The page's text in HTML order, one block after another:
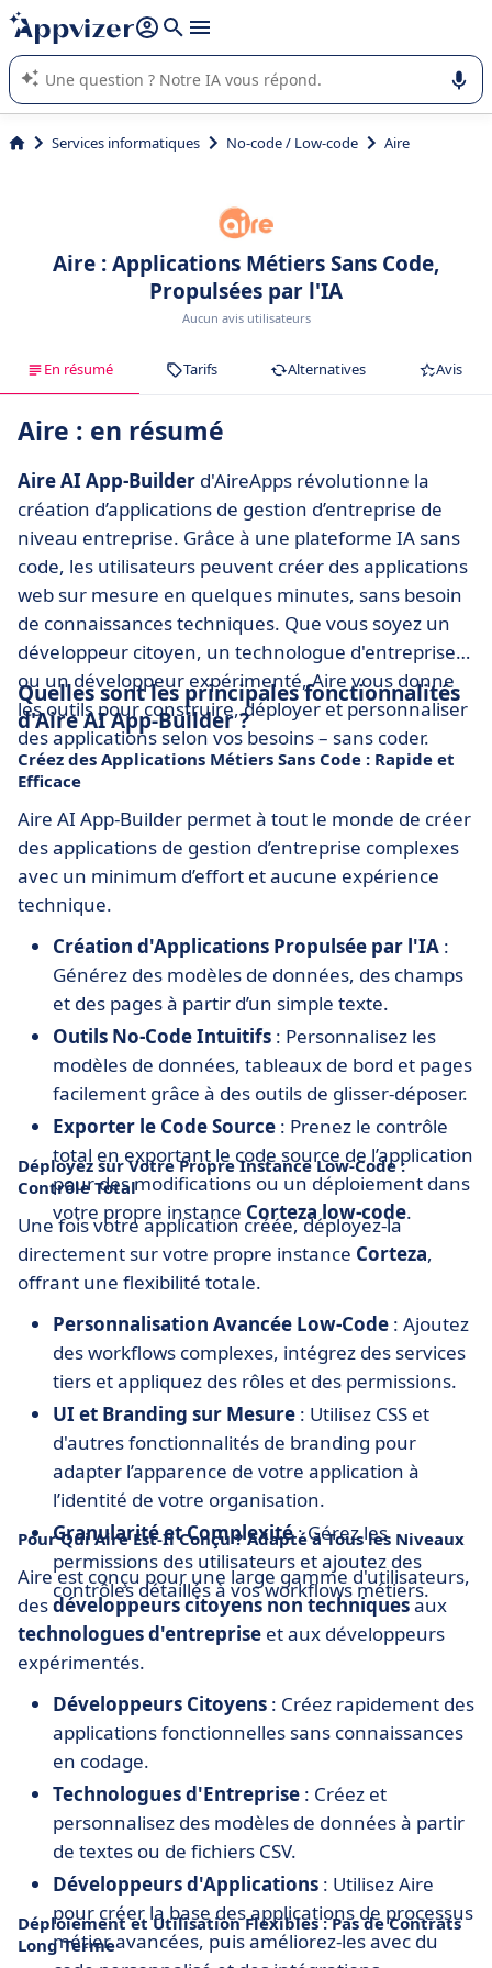
répondre (plusieurs lignes avec
L'IA de Appvizer vous guide dans l'utilisation ou la sélection de
logiciel SaaS en entreprise.
Services informatiques No-code / Low-code Aire
Aire : Applications Métiers Sans Code,
Propulsées par l'IA
Aucun avis utilisateurs
En résumé Tarifs Alternatives Avis
Aire : en résumé
Aire AI App-Builder d'AireApps révolutionne la
création d’applications de gestion d’entreprise de
niveau entreprise. Grâce à une plateforme IA sans
code, les utilisateurs peuvent créer des applications
web sur mesure en quelques minutes, sans besoin
de connaissances techniques. Que vous soyez un
développeur citoyen, un technologue d'entreprise
ou un développeur expérimenté, Aire vous donne
les outils pour construire, déployer et personnaliser
des applications selon vos besoins – sans coder.
Quelles sont les principales fonctionnalités
d'Aire AI App-Builder ?
Créez des Applications Métiers Sans Code : Rapide et
Efficace
Aire AI App-Builder permet à tout le monde de créer
des applications de gestion d’entreprise complexes
avec un minimum d’effort et aucune expérience
technique.
Création d'Applications Propulsée par l'IA :
Générez des modèles de données, des champs
et des pages à partir d’un simple texte.
Outils No-Code Intuitifs : Personnalisez les
modèles de données, tableaux de bord et pages
facilement grâce à des outils de glisser-déposer.
Exporter le Code Source : Prenez le contrôle
total en exportant le code source de l’application
pour des modifications ou un déploiement dans
votre propre instance Corteza low-code.
Déployez sur Votre Propre Instance Low-Code :
Contrôle Total
Une fois votre application créée, déployez-la
directement sur votre propre instance Corteza,
offrant une flexibilité totale.
Personnalisation Avancée Low-Code : Ajoutez
des workflows complexes, intégrez des services
tiers et appliquez des rôles et des permissions.
UI et Branding sur Mesure : Utilisez CSS et
d'autres fonctionnalités de branding pour
adapter l’apparence de votre application à
l’identité de votre organisation.
Granularité et Complexité: Gérez les
permissions des utilisateurs et ajoutez des
contrôles détaillés à vos workflows métiers.
Pour Qui Aire Est-Il Conçu ? Adapté à Tous les Niveaux
Aire est conçu pour une large gamme d'utilisateurs,
desdéveloppeurs citoyens non techniquesaux
technologues d'entreprise et aux développeurs
expérimentés.
Développeurs Citoyens : Créez rapidement des
applications fonctionnelles sans connaissances
en codage.
Technologues d'Entreprise : Créez et
personnalisez des modèles de données à partir
de textes ou de fichiers CSV.
Développeurs d'Applications : Utilisez Aire
pour créer la base des applications de processus
métier avancées, puis améliorez-les avec du
Déploiement et Utilisation Flexibles : Pas de Contrats
Long Terme